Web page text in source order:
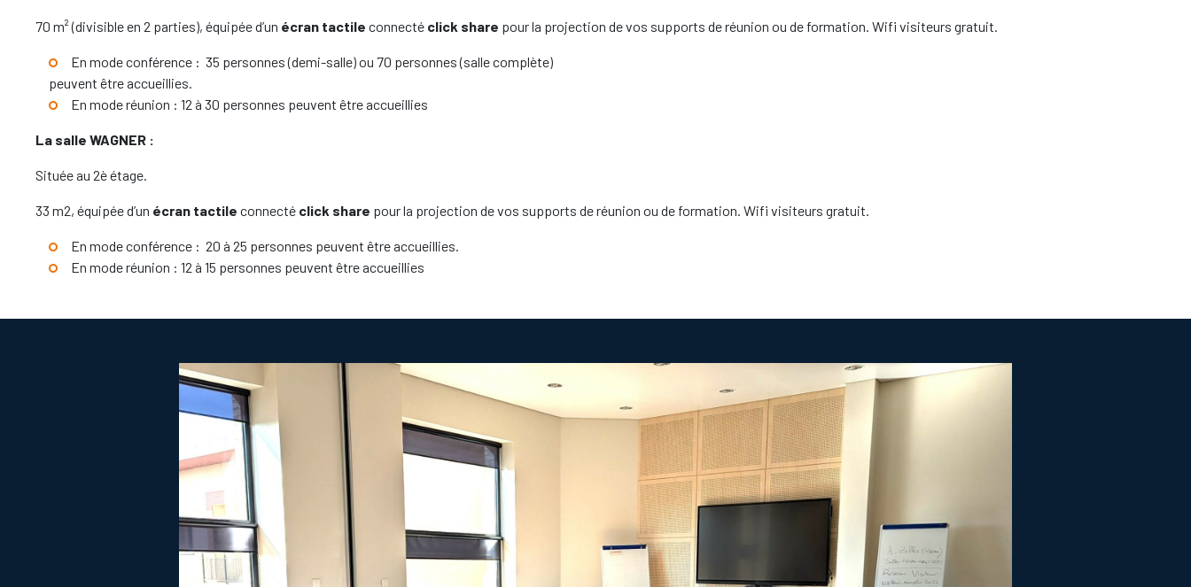
70 m² (divisible en 2 parties), équipée d’un écran tactile connecté click share pour la projection de vos supports de réunion ou de formation. Wifi visiteurs gratuit.
En mode conférence : 35 personnes (demi-salle) ou 70 personnes (salle complète)
peuvent être accueillies.
En mode réunion : 12 à 30 personnes peuvent être accueillies
La salle WAGNER :
Située au 2è étage.
33 m2, équipée d’un écran tactile connecté click share pour la projection de vos supports de réunion ou de formation. Wifi visiteurs gratuit.
En mode conférence : 20 à 25 personnes peuvent être accueillies.
En mode réunion : 12 à 15 personnes peuvent être accueillies